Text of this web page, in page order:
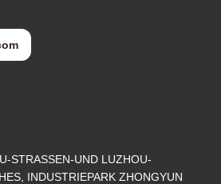
STRASSEN-UND LUZHOU-
INDUSTRIEPARK ZHONGYUN